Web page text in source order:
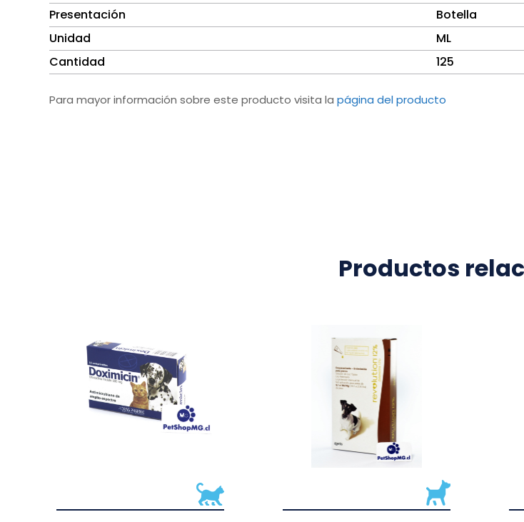
Presentación
Botella
Unidad
ML
Cantidad
125
Para mayor información sobre este producto visita la página del producto
Productos